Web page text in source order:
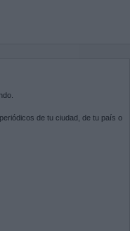
de tu ciudad, de tu país o